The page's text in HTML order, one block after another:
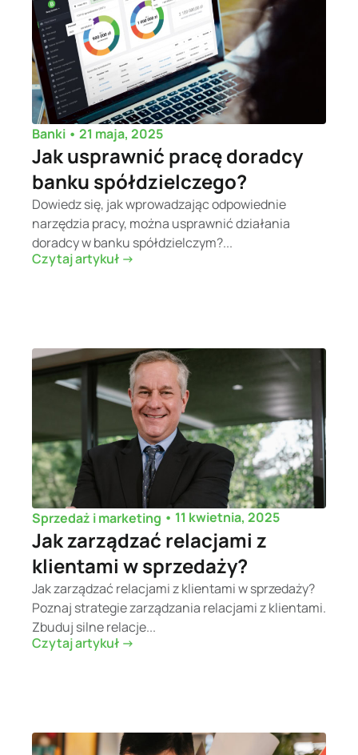
Banki • 21 maja, 2025
Jak usprawnić pracę doradcy
banku spółdzielczego?
Dowiedz się, jak wprowadzając odpowiednie
narzędzia pracy, można usprawnić działania
doradcy w banku spółdzielczym?...
Czytaj artykuł ->
Sprzedaż i marketing • 11 kwietnia, 2025
Jak zarządzać relacjami z
klientami w sprzedaży?
Jak zarządzać relacjami z klientami w sprzedaży?
Poznaj strategie zarządzania relacjami z klientami.
Zbuduj silne relacje...
Czytaj artykuł ->